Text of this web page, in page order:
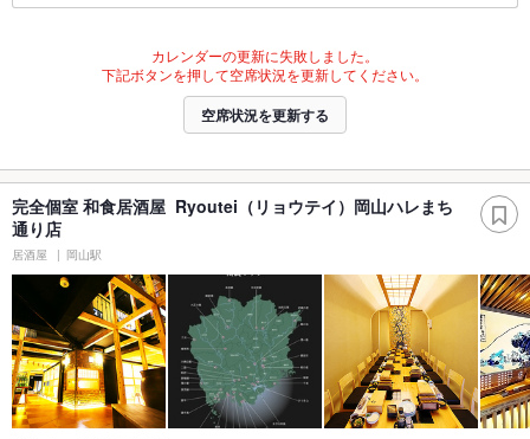
カレンダーの更新に失敗しました。
下記ボタンを押して空席状況を更新してください。
空席状況を更新する
完全個室 和食居酒屋 Ryoutei（リョウテイ）岡山ハレまち
通り店
居酒屋 岡山駅